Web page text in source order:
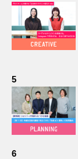
5
6